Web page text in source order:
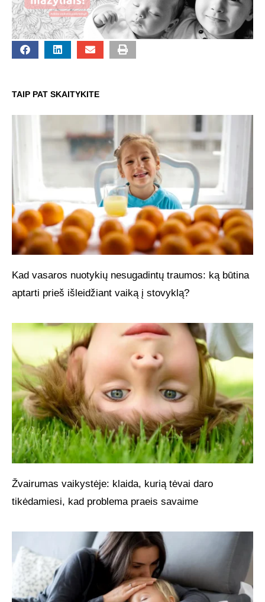
TAIP PAT SKAITYKITE
Kad vasaros nuotykių nesugadintų traumos: ką būtina
aptarti prieš išleidžiant vaiką į stovyklą?
Žvairumas vaikystėje: klaida, kurią tėvai daro
tikėdamiesi, kad problema praeis savaime